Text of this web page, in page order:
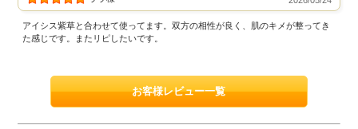
アイシス紫草と合わせて使ってます。双方の相性が良く、肌のキメが整ってき
た感じです。またリピしたいです。
お客様レビュー一覧